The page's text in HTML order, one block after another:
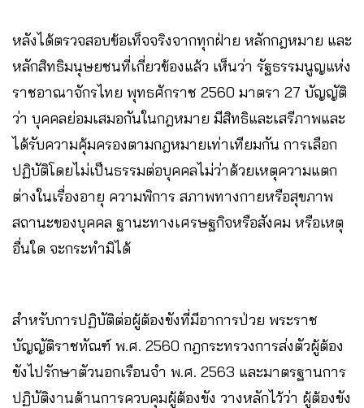
หลังได้ตรวจสอบข้อเท็จจริงจากทุกฝ่าย หลักกฎหมาย และ
หลักสิทธิมนุษยชนที่เกี่ยวข้องแล้ว เห็นว่า รัฐธรรมนูญแห่ง
ราชอาณาจักรไทย พุทธศักราช 2560 มาตรา 27 บัญญัติ
ว่า บุคคลย่อมเสมอกันในกฎหมาย มีสิทธิและเสรีภาพและ
ได้รับความคุ้มครองตามกฎหมายเท่าเทียมกัน การเลือก
ปฏิบัติโดยไม่เป็นธรรมต่อบุคคลไม่ว่าด้วยเหตุความแตก
ต่างในเรื่องอายุ ความพิการ สภาพทางกายหรือสุขภาพ
สถานะของบุคคล ฐานะทางเศรษฐกิจหรือสังคม หรือเหตุ
อื่นใด จะกระทำมิได้
สำหรับการปฏิบัติต่อผู้ต้องขังที่มีอาการป่วย พระราช
บัญญัติราชทัณฑ์ พ.ศ. 2560 กฎกระทรวงการส่งตัวผู้ต้อง
ขังไปรักษาตัวนอกเรือนจำ พ.ศ. 2563 และมาตรฐานการ
ปฏิบัติงานด้านการควบคุมผู้ต้องขัง วางหลักไว้ว่า ผู้ต้องขัง